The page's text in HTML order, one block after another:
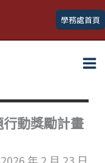
學務處首頁
動獎勵計畫